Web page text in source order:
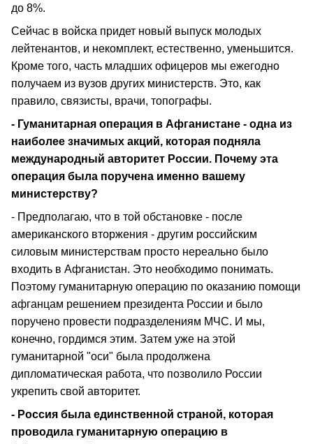
до 8%.
Сейчас в войска придет новый выпуск молодых
лейтенантов, и некомплект, естественно, уменьшится.
Кроме того, часть младших офицеров мы ежегодно
получаем из вузов других министерств. Это, как
правило, связисты, врачи, топографы.
- Гуманитарная операция в Афганистане - одна из
наиболее значимых акций, которая подняла
международный авторитет России. Почему эта
операция была поручена именно вашему
министерству?
- Предполагаю, что в той обстановке - после
американского вторжения - другим российским
силовым министерствам просто нереально было
входить в Афганистан. Это необходимо понимать.
Поэтому гуманитарную операцию по оказанию помощи
афганцам решением президента России и было
поручено провести подразделениям МЧС. И мы,
конечно, гордимся этим. Затем уже на этой
гуманитарной "оси" была продолжена
дипломатическая работа, что позволило России
укрепить свой авторитет.
- Россия была единственной страной, которая
проводила гуманитарную операцию в